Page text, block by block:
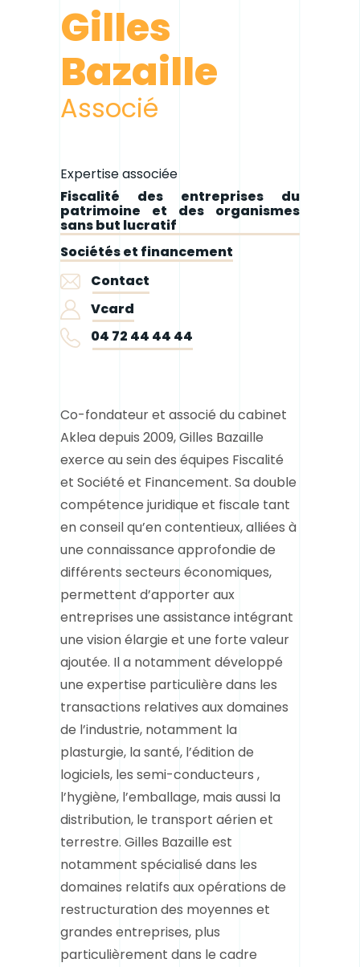
Gilles
Bazaille
Associé
Expertise associée
Fiscalité des entreprises du
patrimoine et des organismes
sans but lucratif
Sociétés et financement
Contact
Vcard
04 72 44 44 44
Co-fondateur et associé du cabinet
Aklea depuis 2009, Gilles Bazaille
exerce au sein des équipes Fiscalité
et Société et Financement. Sa double
compétence juridique et fiscale tant
en conseil qu’en contentieux, alliées à
une connaissance approfondie de
différents secteurs économiques,
permettent d’apporter aux
entreprises une assistance intégrant
une vision élargie et une forte valeur
ajoutée. Il a notamment développé
une expertise particulière dans les
transactions relatives aux domaines
de l’industrie, notamment la
plasturgie, la santé, l’édition de
logiciels, les semi-conducteurs ,
l’hygiène, l’emballage, mais aussi la
distribution, le transport aérien et
terrestre. Gilles Bazaille est
notamment spécialisé dans les
domaines relatifs aux opérations de
restructuration des moyennes et
grandes entreprises, plus
particulièrement dans le cadre